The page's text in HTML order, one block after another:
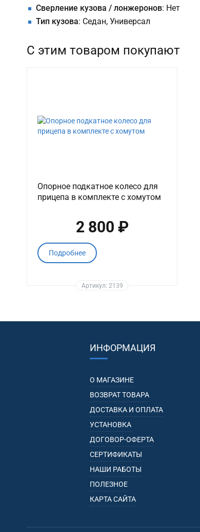
Сверление кузова / лонжеронов: Нет
Тип кузова: Седан, Универсал
С этим товаром покупают
Опорное подкатное колесо для
прицепа в комплекте с хомутом
2 800 ₽
Подробнее
Артикул: 2139
ИНФОРМАЦИЯ
О МАГАЗИНЕ
ВОЗВРАТ ТОВАРА
ДОСТАВКА И ОПЛАТА
УСТАНОВКА
ДОГОВОР-ОФЕРТА
СЕРТИФИКАТЫ
НАШИ РАБОТЫ
ПОЛЕЗНОЕ
КАРТА САЙТА